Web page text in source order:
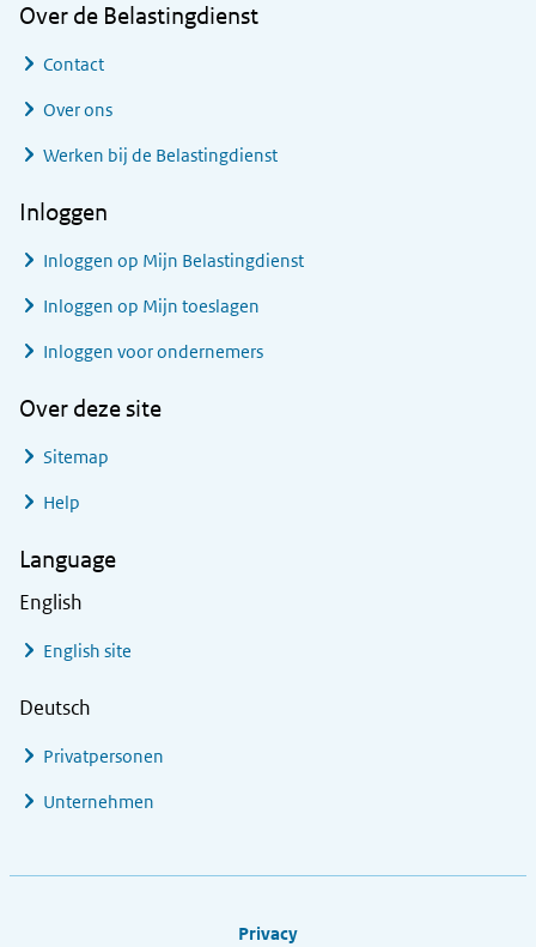
Over de Belastingdienst
Contact
Over ons
Werken bij de Belastingdienst
Inloggen
Inloggen op Mijn Belastingdienst
Inloggen op Mijn toeslagen
Inloggen voor ondernemers
Over deze site
Sitemap
Help
Language
English
English site
Deutsch
Privatpersonen
Unternehmen
Privacy